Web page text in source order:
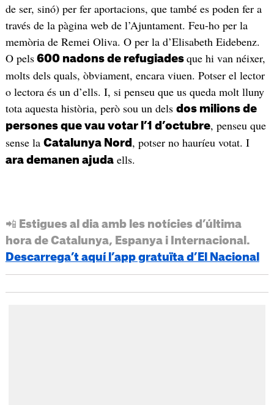
de ser, sinó) per fer aportacions, que també es poden fer a
través de la pàgina web de l’Ajuntament. Feu-ho per la
memòria de Remei Oliva. O per la d’Elisabeth Eidebenz.
O pels600 nadons de refugiades que hi van néixer,
molts dels quals, òbviament, encara viuen. Potser el lector
o lectora és un d’ells. I, si penseu que us queda molt lluny
tota aquesta història, però sou un dels dos milions de
persones que vau votar l’1 d’octubre, penseu que
sense la Catalunya Nord , potser no hauríeu votat. I
ara demanen ajudaells.
📲 Estigues al dia amb les notícies d’última
hora de Catalunya, Espanya i Internacional.
Descarrega’t aquí l’app gratuïta d’El Nacional